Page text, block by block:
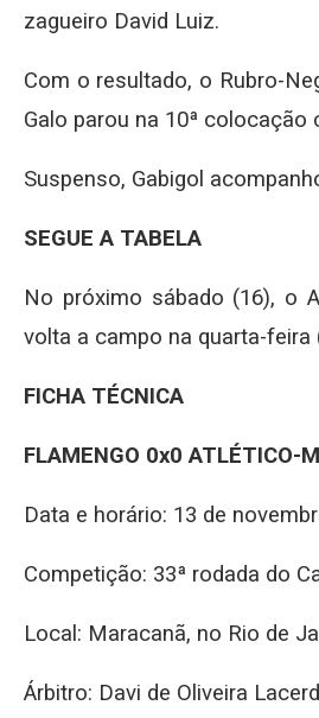
zagueiro David Luiz.
Com o resultado, o Rubro-
Galo parou na 10ª colocação
Suspenso, Gabigol
SEGUE A TABELA
No próximo sábado (16), o
volta a campo na quarta-feira
FICHA TÉCNICA
FLAMENGO 0x0 ATLÉTICO-
Data e horário: 13 de
Competição: 33ª rodada do
Local: Maracanã, no Rio de
Árbitro: Davi de Oliveira